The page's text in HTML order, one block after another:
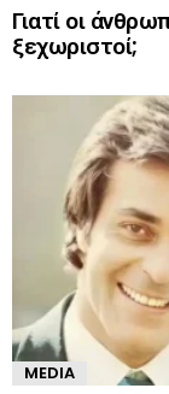
Γιατί οι
ξεχωριστοί;
MEDIA